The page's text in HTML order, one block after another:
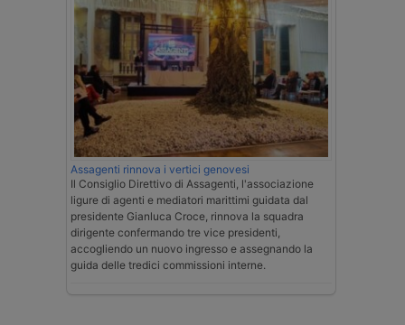
Assagenti rinnova i vertici genovesi
Il Consiglio Direttivo di Assagenti, l'associazione
ligure di agenti e mediatori marittimi guidata dal
presidente Gianluca Croce, rinnova la squadra
dirigente confermando tre vice presidenti,
accogliendo un nuovo ingresso e assegnando la
guida delle tredici commissioni interne.